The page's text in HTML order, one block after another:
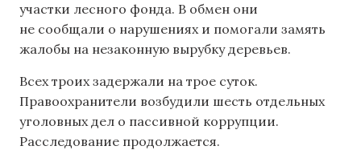
участки лесного фонда. В обмен они
не сообщали о нарушениях и помогали замять
жалобы на незаконную вырубку деревьев.
Всех троих задержали на трое суток.
Правоохранители возбудили шесть отдельных
уголовных дел о пассивной коррупции.
Расследование продолжается.